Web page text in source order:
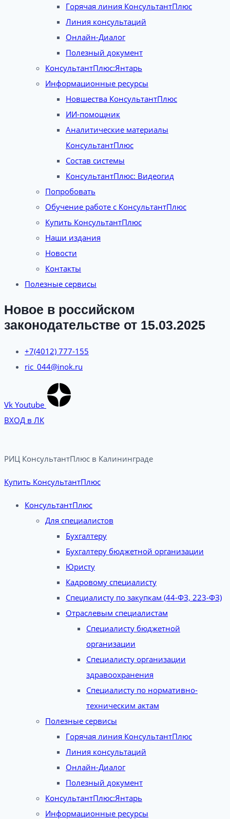
Горячая линия КонсультантПлюс
Линия консультаций
Онлайн-Диалог
Полезный документ
КонсультантПлюс:Янтарь
Информационные ресурсы
Новшества КонсультантПлюс
ИИ-помощник
Аналитические материалы
КонсультантПлюс
Состав системы
КонсультантПлюс: Видеогид
Попробовать
Обучение работе с КонсультантПлюс
Купить КонсультантПлюс
Наши издания
Новости
Контакты
Полезные сервисы
Новое в российском
законодательстве от 15.03.2025
+7(4012) 777-155
ric_044@inok.ru
Vk Youtube
ВХОД в ЛК
РИЦ КонсультантПлюс в Калининграде​
Купить КонсультантПлюс
КонсультантПлюс
Для специалистов
Бухгалтеру
Бухгалтеру бюджетной организации
Юристу
Кадровому специалисту
Специалисту по закупкам (44-ФЗ, 223-ФЗ)
Отраслевым специалистам
Специалисту бюджетной
организации
Специалисту организации
здравоохранения
Специалисту по нормативно-
техническим актам
Полезные сервисы
Горячая линия КонсультантПлюс
Линия консультаций
Онлайн-Диалог
Полезный документ
КонсультантПлюс:Янтарь
Информационные ресурсы